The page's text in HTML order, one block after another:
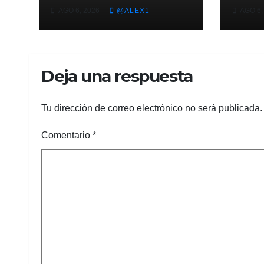
Sergio González
emprenden la
aventura italiana:
@ALEX1
y
Deja una respuesta
Tu dirección de correo electrónico no será publicada.
Comentario *